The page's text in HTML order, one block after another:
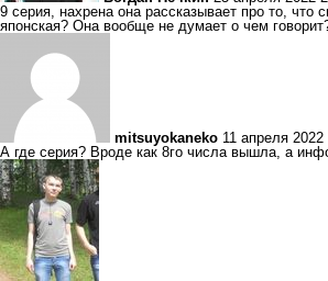
9 серия, нахрена она рассказывает про то, что
японская? Она вообще не думает о чем
mitsuyokaneko 11 апреля 2022
А где серия? Вроде как 8го числа вышла, а